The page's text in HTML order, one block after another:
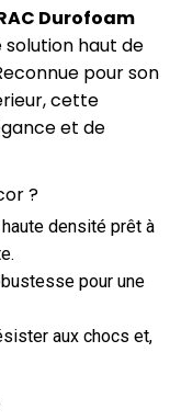
Durofoam
solution haut de
pour son
cette
et de
?
densité prêt à
pour une
aux chocs et,